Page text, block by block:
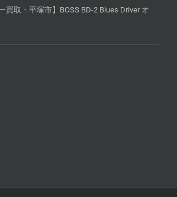
買取・平塚市】BOSS BD-2 Blues Driver オ